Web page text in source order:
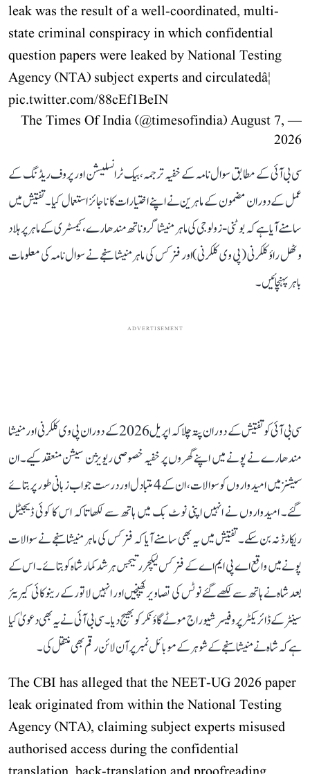
leak was the result of a well-coordinated, multi-
state criminal conspiracy in which confidential
question papers were leaked by National Testing
Agency (NTA) subject experts and circulatedâ¦
pic.twitter.com/88cEf1BeIN
— The Times Of India (@timesofindia)
August 7,
2026
سی بی آئی کے مطابق سوال نامہ کے خفیہ ترجمہ، بیک ٹرانسلیشن اور پروف ریڈنگ کے
عمل کے دوران مضمون کے ماہرین نے اپنے اختیارات کا ناجائز استعمال کیا۔ تفتیش میں
سامنے آیا ہے کہ بوٹنی-زولوجی کی ماہر منیشا گروناتھ مندھارے، کیمسٹری کے ماہر پرہلاد
وٹھل راؤ کلکرنی (پی وی کلکرنی) اور فزکس کی ماہر منیشا سنجے نے سوال نامہ کی معلومات
باہر پہنچائیں۔
ADVERTISEMENT
سی بی آئی کو تفتیش کے دوران پتہ چلا کہ اپریل 2026 کے دوران پی وی کلکرنی اور منیشا
مندھارے نے پونے میں اپنے گھروں پر خفیہ خصوصی ریویژن سیشن منعقد کیے۔ ان
سیشنز میں امیدواروں کو سوالات، ان کے 4 متبادل اور درست جواب زبانی طور پر بتائے
گئے۔ امیدواروں نے انہیں اپنی نوٹ بک میں ہاتھ سے لکھا تاکہ اس کا کوئی ڈیجیٹل
ریکارڈ نہ بن سکے۔ تفتیش میں یہ بھی سامنے آیا کہ فزکس کی ماہر منیشا سنجے نے سوالات
پونے میں واقع اے پی ایم اے کے فزکس لیکچرر تیجس ہرشد کمار شاہ کو بتائے۔ اس کے
بعد شاہ نے ہاتھ سے لکھے گئے نوٹس کی تصاویر کھینچیں اور انہیں لاتور کے رینوکائی کیریئر
سینٹر کے ڈائریکٹر پروفیسر شیوراج موٹے گاؤنکر کو بھیج دیا۔ سی بی آئی نے یہ بھی دعویٰ کیا
ہے کہ شاہ نے منیشا سنجے کے شوہر کے موبائل نمبر پر آن لائن رقم بھی منتقل کی۔
The CBI has alleged that the NEET-UG 2026 paper
leak originated from within the National Testing
Agency (NTA), claiming subject experts misused
authorised access during the confidential